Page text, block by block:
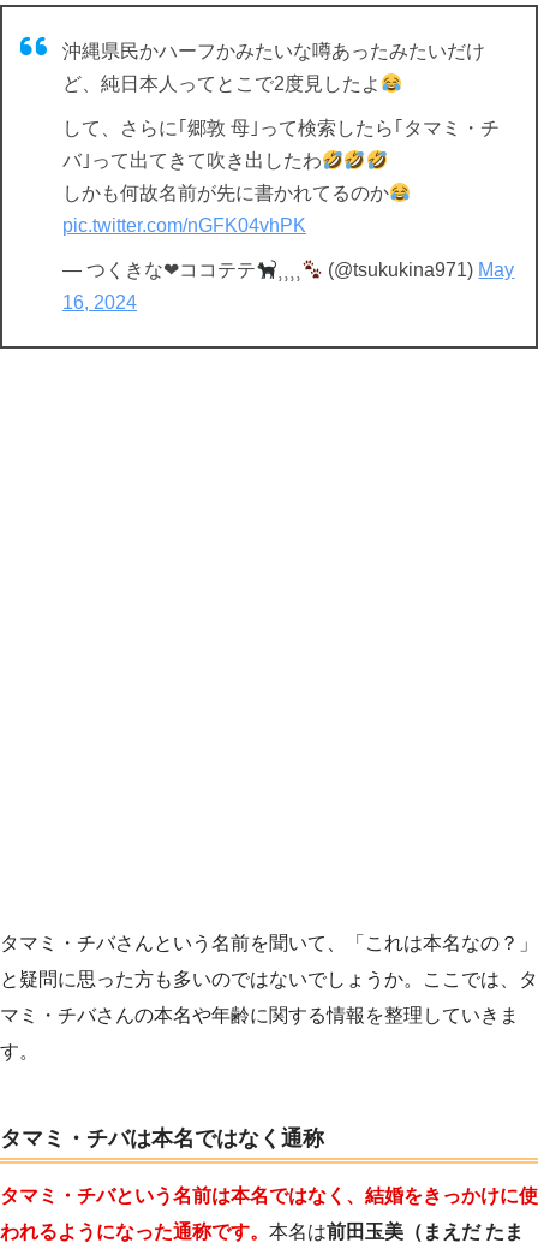
沖縄県民かハーフかみたいな噂あったみたいだけ
ど、純日本人ってとこで2度見したよ
して、さらに｢郷敦 母｣って検索したら｢タマミ・チ
バ｣って出てきて吹き出したわ
しかも何故名前が先に書かれてるのか
pic.twitter.com/nGFK04vhPK
— つくきな❤︎ココテテ (@tsukukina971) May
16, 2024
タマミ・チバさんという名前を聞いて、「これは本名なの？」
と疑問に思った方も多いのではないでしょうか。ここでは、タ
マミ・チバさんの本名や年齢に関する情報を整理していきま
す。
タマミ・チバは本名ではなく通称
タマミ・チバという名前は本名ではなく、結婚をきっかけに使
われるようになった通称です。 本名は前田玉美（まえだ たま